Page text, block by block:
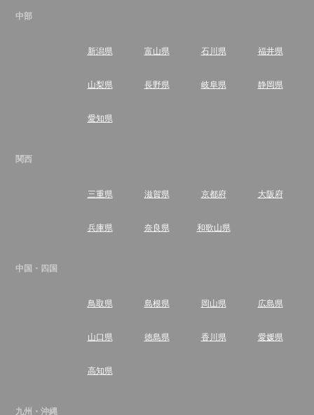
中部
新潟県 富山県 石川県 福井県
山梨県 長野県 岐阜県 静岡県
愛知県
関西
三重県 滋賀県 京都府 大阪府
兵庫県 奈良県 和歌山県
中国・四国
鳥取県 島根県 岡山県 広島県
山口県 徳島県 香川県 愛媛県
高知県
九州・沖縄